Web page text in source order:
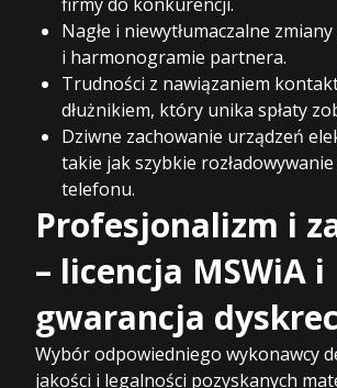
Nagłe i niewytłumaczalne
i harmonogramie partnera.
Trudności z nawiązaniem
dłużnikiem, który unika spłaty
Dziwne zachowanie urządzeń
takie jak szybkie
telefonu.
Profesjonalizm i
– licencja MSWiA i
gwarancja
Wybór odpowiedniego wykonawcy
jakości i legalności pozyskanych